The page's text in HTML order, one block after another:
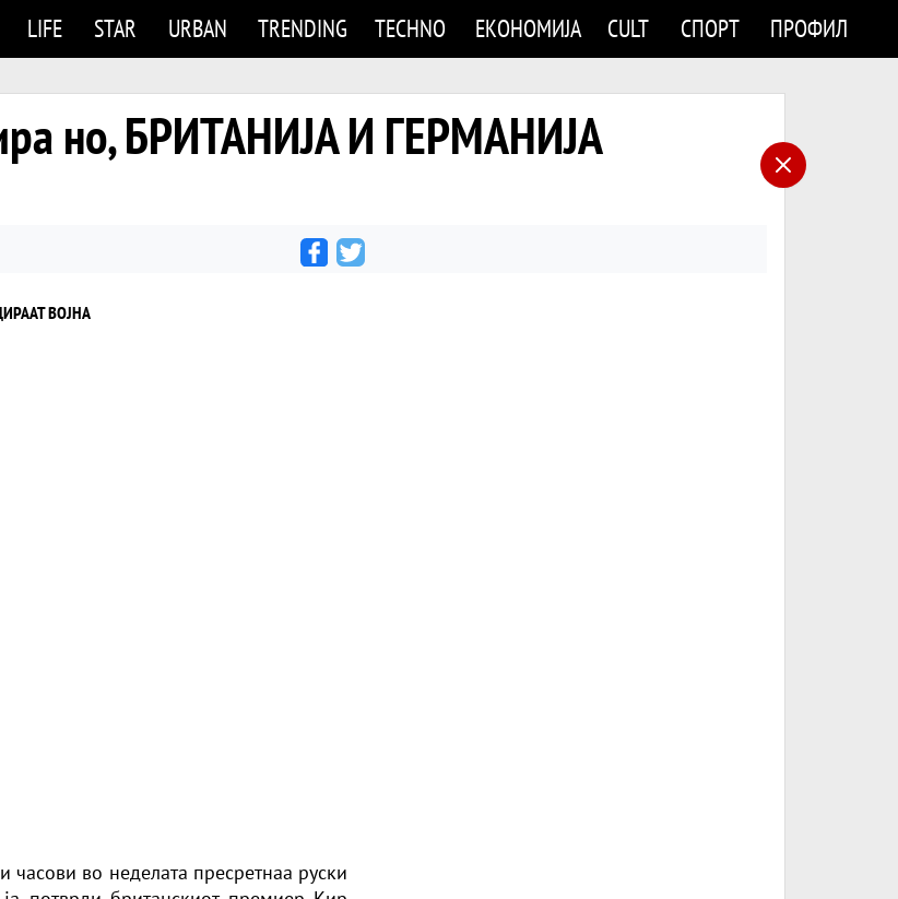
LIFE STAR URBAN TRENDING TECHNO ЕКОНОМИЈА CULT СПОРТ ПРОФИЛ
но, БРИТАНИЈА И ГЕРМАНИЈА
часови во неделата пресретнаа руски